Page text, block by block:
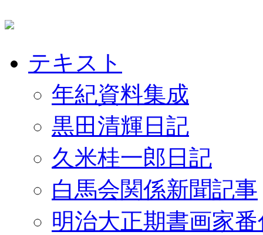
テキスト
年紀資料集成
黒田清輝日記
久米桂一郎日記
白馬会関係新聞記事
明治大正期書画家